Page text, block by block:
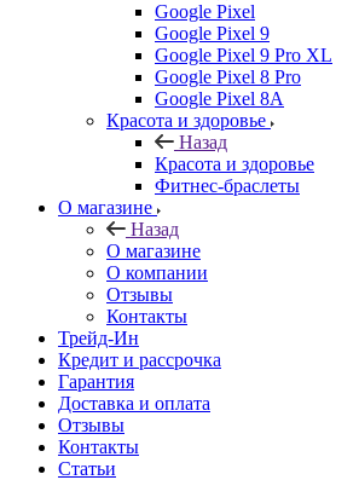
Google Pixel
Google Pixel 9
Google Pixel 9 Pro XL
Google Pixel 8 Pro
Google Pixel 8A
Красота и здоровье
Назад
Красота и здоровье
Фитнес-браслеты
О магазине
Назад
О магазине
О компании
Отзывы
Контакты
Трейд-Ин
Кредит и рассрочка
Гарантия
Доставка и оплата
Отзывы
Контакты
Статьи